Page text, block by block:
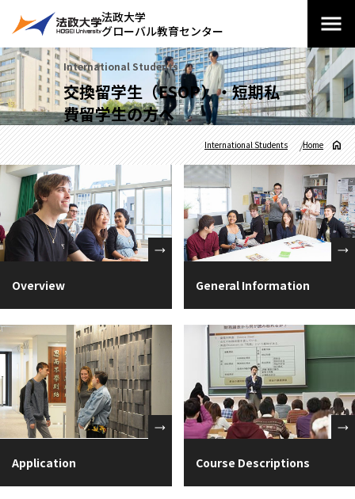
法政大学
グローバル教育センター
International Students
交換留学生（ESOP）・短期私
費留学生の方へ
Home
International Students
Overview General Information
Application Course Descriptions